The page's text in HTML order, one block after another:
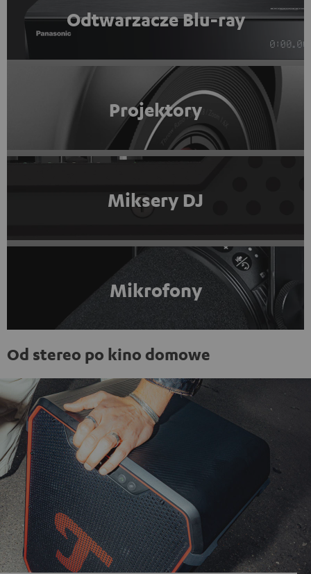
Odtwarzacze Blu-ray
Projektory
Miksery DJ
Mikrofony
Od stereo po kino domowe